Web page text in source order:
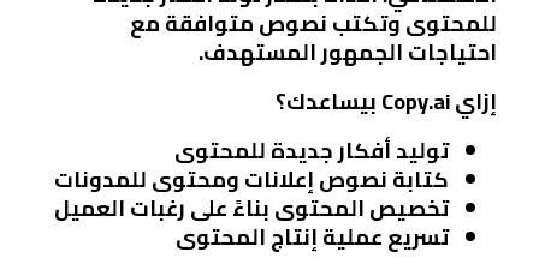
للمحتوى وتكتب نصوص متوافقة مع
احتياجات الجمهور المستهدف.
إزاي Copy.ai بيساعدك؟
توليد أفكار جديدة للمحتوى
كتابة نصوص إعلانات ومحتوى للمدونات
تخصيص المحتوى بناءً على رغبات العميل
تسريع عملية إنتاج المحتوى